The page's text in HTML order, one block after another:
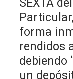
forma
rendidos
debiendo
un